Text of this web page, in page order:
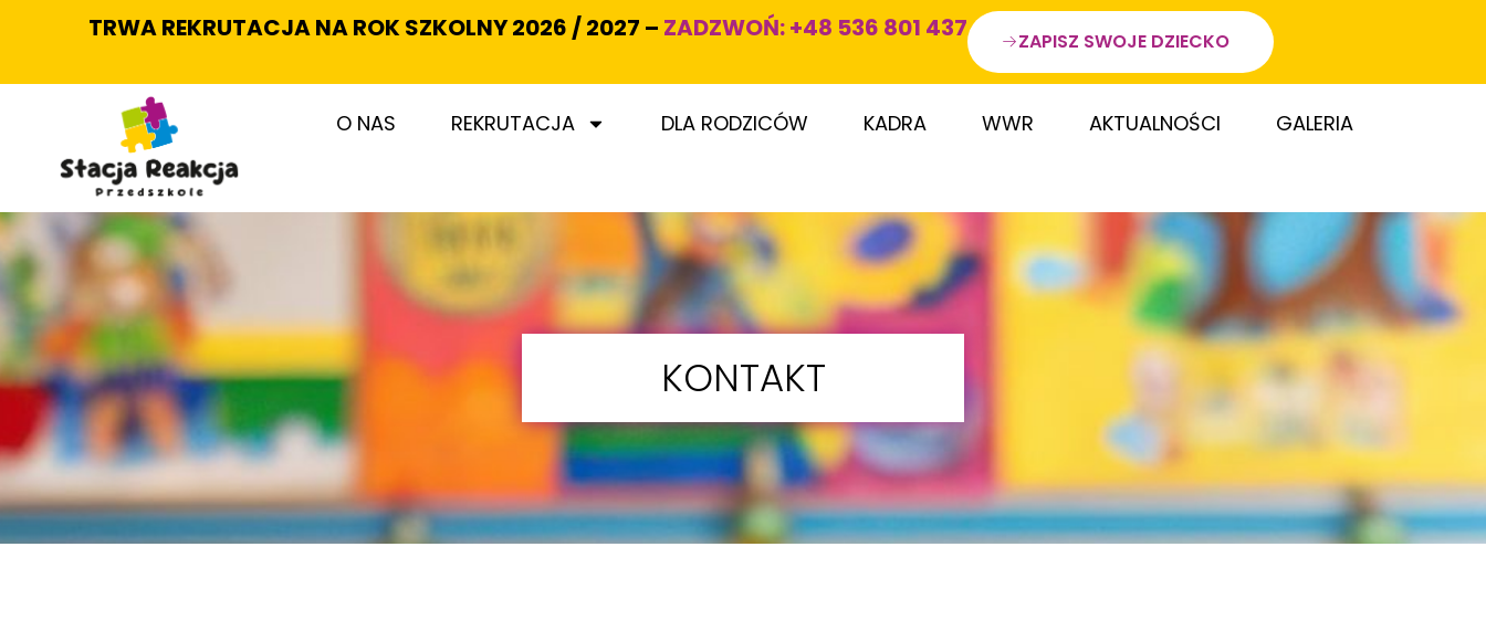
TRWA REKRUTACJA NA ROK SZKOLNY 2026 / 2027 – ZADZWOŃ:+48 536 801 437 ZAPISZ SWOJE DZIECKO
O NAS REKRUTACJA DLA RODZICÓW KADRA WWR AKTUALNOŚCI
GALERIA
KONTAKT